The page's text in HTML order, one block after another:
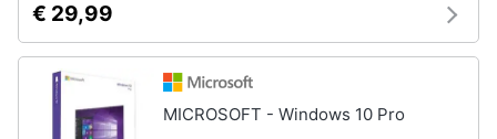
€ 29,99
MICROSOFT - Windows 10 Pro